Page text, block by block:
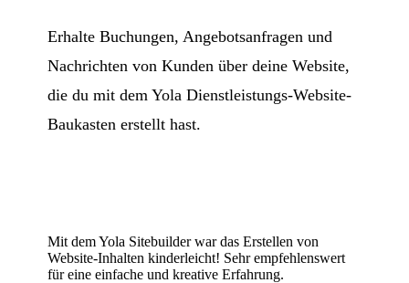
Erhalte Buchungen, Angebotsanfragen und
Nachrichten von Kunden über deine Website,
die du mit dem Yola Dienstleistungs-Website-
Baukasten erstellt hast.
Mit dem Yola Sitebuilder war das Erstellen von
Website-Inhalten kinderleicht! Sehr empfehlenswert
für eine einfache und kreative Erfahrung.